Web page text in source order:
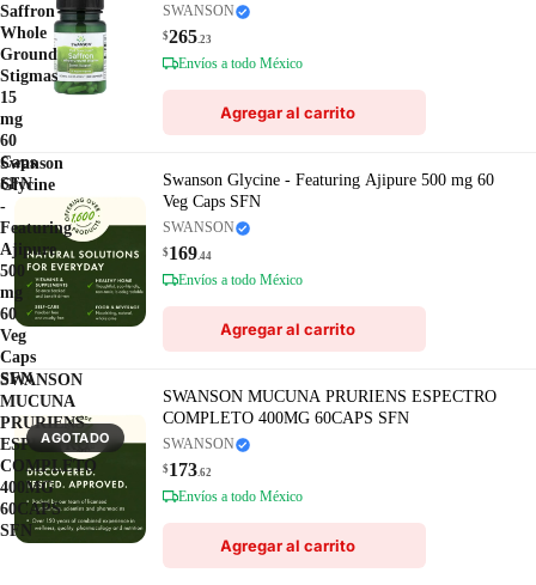
Saffron
Whole
Ground
Stigmas
15
mg
60
Caps
SFN
SWANSON
$265.23
Envíos a todo México
Agregar al carrito
Swanson
Glycine
-
Featuring
Ajipure
500
mg
60
Veg
Caps
SFN
Swanson Glycine - Featuring Ajipure 500 mg 60
Veg Caps SFN
SWANSON
$169.44
Envíos a todo México
Agregar al carrito
SWANSON
MUCUNA
PRURIENS
ESPECTRO
COMPLETO
400MG
60CAPS
SFN
AGOTADO
SWANSON MUCUNA PRURIENS ESPECTRO
COMPLETO 400MG 60CAPS SFN
SWANSON
$173.62
Envíos a todo México
Agregar al carrito